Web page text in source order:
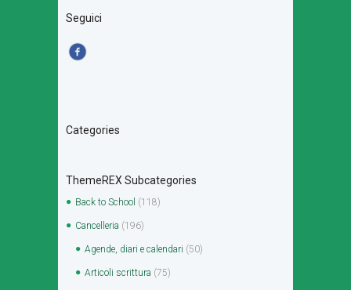
Seguici
Categories
ThemeREX Subcategories
Back to School (118)
Cancelleria (196)
Agende, diari e calendari (50)
Articoli scrittura (75)